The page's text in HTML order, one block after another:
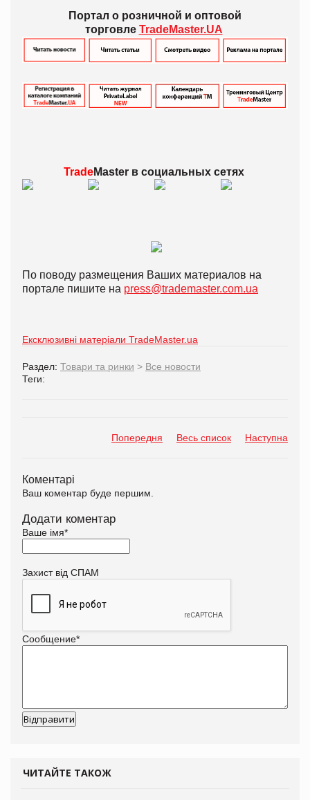
Портал о розничной и оптовой
торговле TradeMaster.UA
TradeMaster всоциальных сетях
По поводу размещения Ваших материалов на
портале пишите на press@trademaster.com.ua
Ексклюзивні матеріали TradeMaster.ua
Раздел: Товари та ринки > Все новости
Теги:
Попередня Весь список Наступна
Коментарі
Ваш коментар буде першим.
Додати коментар
Ваше імя*
Захист від СПАМ
Сообщение*
ЧИТАЙТЕ ТАКОЖ